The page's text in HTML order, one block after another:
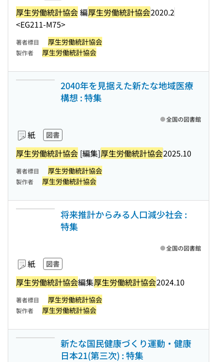
厚生労働統計協会編厚生労働統計協会2020.2
<EG211-M75>
著者標目 厚生労働統計協会
製作者 厚生労働統計協会
2040年を見据えた新たな地域医療
構想 : 特集
紙 図書
厚生労働統計協会 [編集]厚生労働統計協会2025.10
全国の図書館
著者標目 厚生労働統計協会
製作者 厚生労働統計協会
将来推計からみる人口減少社会 :
特集
紙 図書
厚生労働統計協会編集厚生労働統計協会2024.10
全国の図書館
著者標目 厚生労働統計協会
製作者 厚生労働統計協会
新たな国民健康づくり運動・健康
日本21(第三次) : 特集